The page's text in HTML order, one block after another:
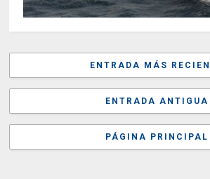
ENTRADA MÁS
ENTRADA ANTIGUA
PÁGINA PRINCIPAL